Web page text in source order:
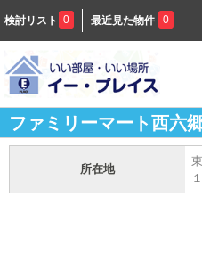
検討リスト 0 最近見た物件 0
ファミリーマート西六
所在地
１